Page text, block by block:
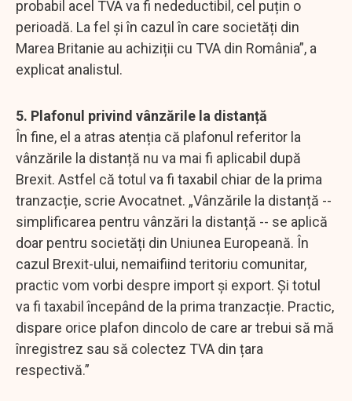
probabil acel TVA va fi nedeductibil, cel puțin o
perioadă. La fel și în cazul în care societăți din
Marea Britanie au achiziții cu TVA din România”, a
explicat analistul.
5. Plafonul privind vânzările la distanță
În fine, el a atras atenția că plafonul referitor la
vânzările la distanță nu va mai fi aplicabil după
Brexit. Astfel că totul va fi taxabil chiar de la prima
tranzacție, scrie Avocatnet. „Vânzările la distanță --
simplificarea pentru vânzări la distanță -- se aplică
doar pentru societăți din Uniunea Europeană. În
cazul Brexit-ului, nemaifiind teritoriu comunitar,
practic vom vorbi despre import și export. Și totul
va fi taxabil începând de la prima tranzacție. Practic,
dispare orice plafon dincolo de care ar trebui să mă
înregistrez sau să colectez TVA din țara
respectivă.”